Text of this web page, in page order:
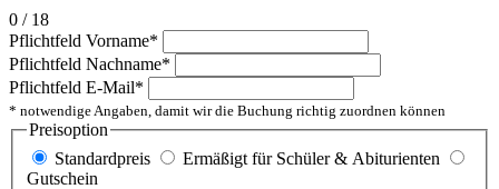
0 / 18
Pflichtfeld Vorname*
Pflichtfeld Nachname*
Pflichtfeld E-Mail*
* notwendige Angaben, damit wir die Buchung richtig zuordnen können
Preisoption
Standardpreis
Ermäßigt für Schüler & Abiturienten
Gutschein